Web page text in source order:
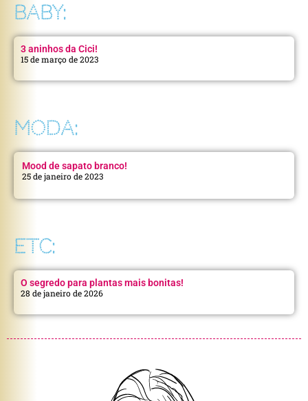
BABY:
3 aninhos da Cici!
15 de março de 2023
MODA:
Mood de sapato branco!
25 de janeiro de 2023
ETC:
O segredo para plantas mais bonitas!
28 de janeiro de 2026